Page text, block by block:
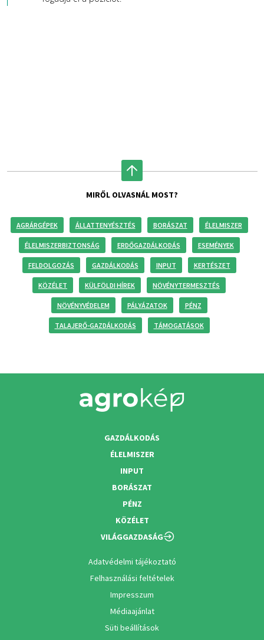
MIRŐL OLVASNÁL MOST?
AGRÁRGÉPEK ÁLLATTENYÉSZTÉS BORÁSZAT ÉLELMISZER
ÉLELMISZERBIZTONSÁG ERDŐGAZDÁLKODÁS ESEMÉNYEK
FELDOLGOZÁS GAZDÁLKODÁS INPUT KERTÉSZET
KÖZÉLET KÜLFÖLDI HÍREK NÖVÉNYTERMESZTÉS
NÖVÉNYVÉDELEM PÁLYÁZATOK PÉNZ
TALAJERŐ-GAZDÁLKODÁS TÁMOGATÁSOK
GAZDÁLKODÁS
ÉLELMISZER
INPUT
BORÁSZAT
PÉNZ
KÖZÉLET
VILÁGGAZDASÁG
Adatvédelmi tájékoztató
Felhasználási feltételek
Impresszum
Médiaajánlat
Süti beállítások